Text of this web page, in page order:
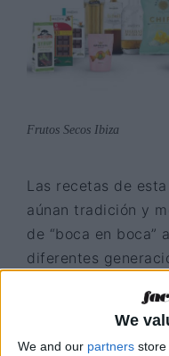
We
We and our partners store
Frutos Secos Ibiza
Las recetas de
aúnan tradición y
de “boca en boca”
diferentes
Con casi medio
Secos Ibiza
como SAL de